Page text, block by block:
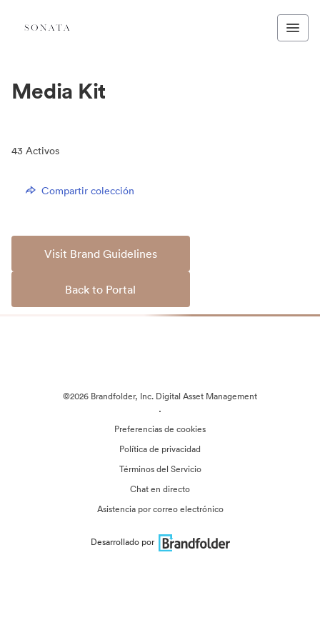
Media Kit
43 Activos
Compartir colección
Visit Brand Guidelines
Back to Portal
©2026 Brandfolder, Inc. Digital Asset Management
·
Preferencias de cookies
Política de privacidad
Términos del Servicio
Chat en directo
Asistencia por correo electrónico
Desarrollado por